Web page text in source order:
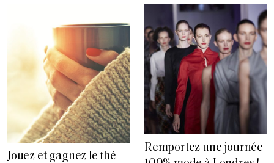
Jouez et gagnez le thé
Remportez une journée